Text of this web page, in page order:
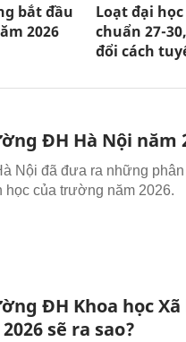
bắt đầu
2026
Loạt đại
chuẩn 27-
đổi cách
ĐH Hà Nội năm
Nội đã đưa ra những
học của trường năm 2026.
ĐH Khoa học Xã
sẽ ra sao?